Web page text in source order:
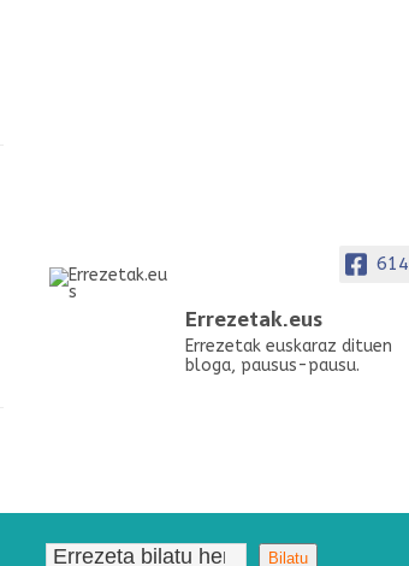
614
Errezetak.eus
Errezetak euskaraz dituen
bloga, pausus-pausu.
Bilatu